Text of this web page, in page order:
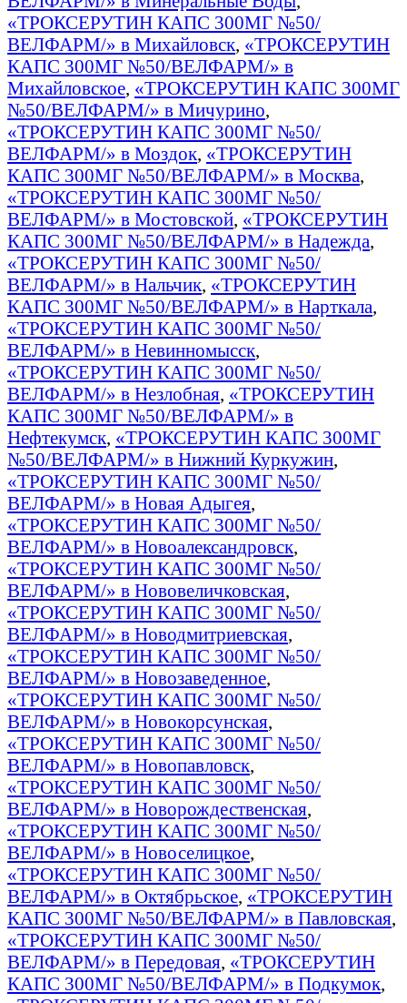
«ТРОКСЕРУТИН КАПС 300МГ №50/
ВЕЛФАРМ/» в Михайловск, «ТРОКСЕРУТИН
КАПС 300МГ №50/ВЕЛФАРМ/» в
Михайловское, «ТРОКСЕРУТИН КАПС 300МГ
№50/ВЕЛФАРМ/» в Мичурино,
«ТРОКСЕРУТИН КАПС 300МГ №50/
ВЕЛФАРМ/» в Моздок, «ТРОКСЕРУТИН
КАПС 300МГ №50/ВЕЛФАРМ/» в Москва,
«ТРОКСЕРУТИН КАПС 300МГ №50/
ВЕЛФАРМ/» в Мостовской, «ТРОКСЕРУТИН
КАПС 300МГ №50/ВЕЛФАРМ/» в Надежда,
«ТРОКСЕРУТИН КАПС 300МГ №50/
ВЕЛФАРМ/» в Нальчик, «ТРОКСЕРУТИН
КАПС 300МГ №50/ВЕЛФАРМ/» в Нарткала,
«ТРОКСЕРУТИН КАПС 300МГ №50/
ВЕЛФАРМ/» в Невинномысск,
«ТРОКСЕРУТИН КАПС 300МГ №50/
ВЕЛФАРМ/» в Незлобная, «ТРОКСЕРУТИН
КАПС 300МГ №50/ВЕЛФАРМ/» в
Нефтекумск, «ТРОКСЕРУТИН КАПС 300МГ
№50/ВЕЛФАРМ/» в Нижний Куркужин,
«ТРОКСЕРУТИН КАПС 300МГ №50/
ВЕЛФАРМ/» в Новая Адыгея,
«ТРОКСЕРУТИН КАПС 300МГ №50/
ВЕЛФАРМ/» в Новоалександровск,
«ТРОКСЕРУТИН КАПС 300МГ №50/
ВЕЛФАРМ/» в Нововеличковская,
«ТРОКСЕРУТИН КАПС 300МГ №50/
ВЕЛФАРМ/» в Новодмитриевская,
«ТРОКСЕРУТИН КАПС 300МГ №50/
ВЕЛФАРМ/» в Новозаведенное,
«ТРОКСЕРУТИН КАПС 300МГ №50/
ВЕЛФАРМ/» в Новокорсунская,
«ТРОКСЕРУТИН КАПС 300МГ №50/
ВЕЛФАРМ/» в Новопавловск,
«ТРОКСЕРУТИН КАПС 300МГ №50/
ВЕЛФАРМ/» в Новорождественская,
«ТРОКСЕРУТИН КАПС 300МГ №50/
ВЕЛФАРМ/» в Новоселицкое,
«ТРОКСЕРУТИН КАПС 300МГ №50/
ВЕЛФАРМ/» в Октябрьское, «ТРОКСЕРУТИН
КАПС 300МГ №50/ВЕЛФАРМ/» в Павловская,
«ТРОКСЕРУТИН КАПС 300МГ №50/
ВЕЛФАРМ/» в Передовая, «ТРОКСЕРУТИН
КАПС 300МГ №50/ВЕЛФАРМ/» в Подкумок,